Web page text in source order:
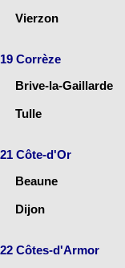
Vierzon
19 Corrèze
Brive-la-Gaillarde
Tulle
21 Côte-d'Or
Beaune
Dijon
22 Côtes-d'Armor